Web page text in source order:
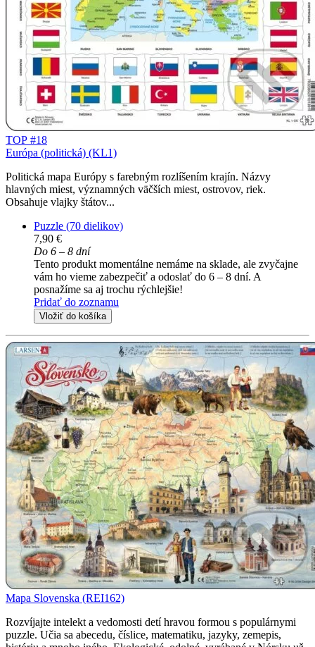
TOP #18
Európa (politická) (KL1)
Politická mapa Európy s farebným rozlíšením krajín. Názvy
hlavných miest, významných väčších miest, ostrovov, riek.
Obsahuje vlajky štátov...
Puzzle (70 dielikov)
7,90 €
Do 6 – 8 dní
Tento produkt momentálne nemáme na sklade, ale zvyčajne
vám ho vieme zabezpečiť a odoslať do 6 – 8 dní. A
posnažíme sa aj trochu rýchlejšie!
Pridať do zoznamu
Vložiť do košíka
Mapa Slovenska (REI162)
Rozvíjajte intelekt a vedomosti detí hravou formou s populárnymi
puzzle. Učia sa abecedu, číslice, matematiku, jazyky, zemepis,